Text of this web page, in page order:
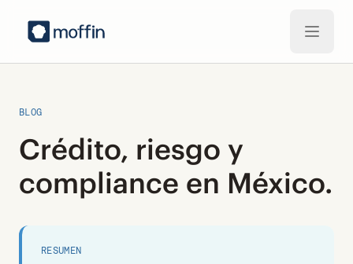
BLOG
Crédito, riesgo y
compliance en México.
RESUMEN